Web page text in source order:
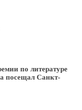
по литературе
посещал Санкт-